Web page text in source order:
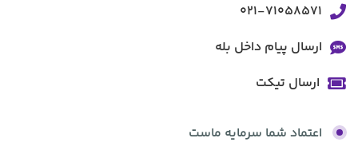
021-71058571
ارسال پیام داخل بله
ارسال تیکت
اعتماد شما سرمایه ماست